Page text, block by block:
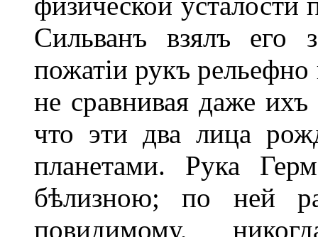
Сильванъ взялъ его
пожатіи рукъ
не сравнивая даже
что эти два лица
планетами. Рука
бѣлизною; по ней
повидимому,